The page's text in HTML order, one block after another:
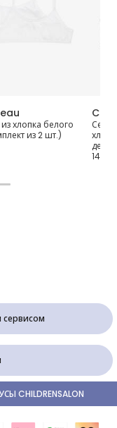
хлопка белого
из 2 шт.)
14,00
сервисом
CHILDRENSALON